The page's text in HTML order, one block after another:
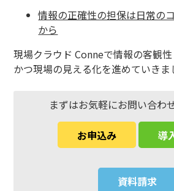
情報の正確性の担保は日常の
から
現場クラウド Conneで情報の客観性
かつ現場の見える化を進めていきま
まずはお気軽にお問い合わ
お申込み 導
資料請求